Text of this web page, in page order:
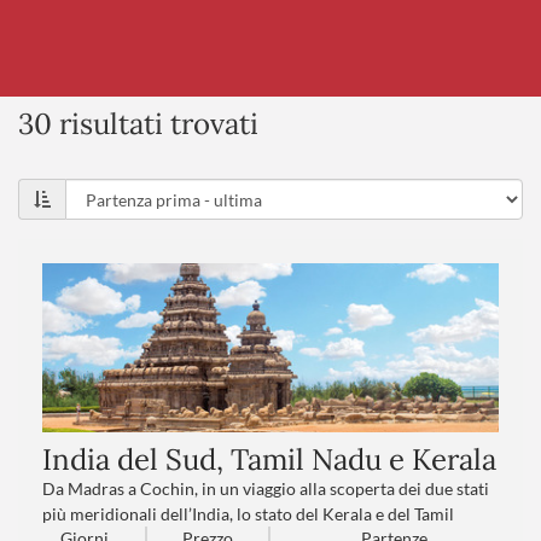
30 risultati trovati
India del Sud, Tamil Nadu e Kerala
Da Madras a Cochin, in un viaggio alla scoperta dei due stati
più meridionali dell’India, lo stato del Kerala e del Tamil